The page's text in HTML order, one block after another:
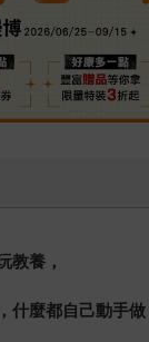
教養，
什麼都自己動手做